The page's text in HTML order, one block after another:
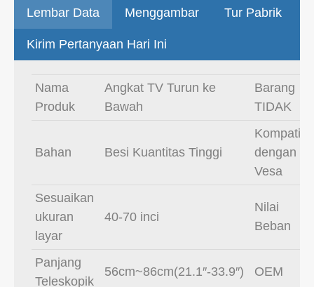
Lembar Data Menggambar Tur Pabrik
Kirim Pertanyaan Hari Ini
Nama
Produk
Angkat TV Turun ke
Bawah
Barang
TIDAK
Bahan Besi Kuantitas Tinggi
dengan
Vesa
Sesuaikan
ukuran
layar
40-70 inci
Nilai
Beban
Panjang
Teleskopik
56cm~86cm(21.1″-33.9″) OEM